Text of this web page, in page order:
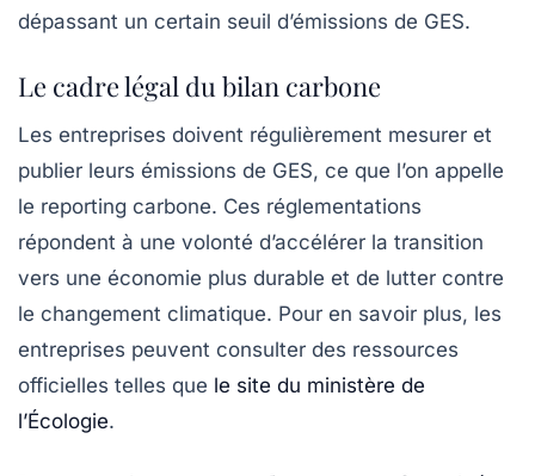
dépassant un certain seuil d’émissions de GES.
Le cadre légal du bilan carbone
Les entreprises doivent régulièrement mesurer et
publier leurs émissions de GES, ce que l’on appelle
le reporting carbone. Ces réglementations
répondent à une volonté d’accélérer la transition
vers une économie plus durable et de lutter contre
le changement climatique. Pour en savoir plus, les
entreprises peuvent consulter des ressources
officielles telles que le site du ministère de
l’Écologie.